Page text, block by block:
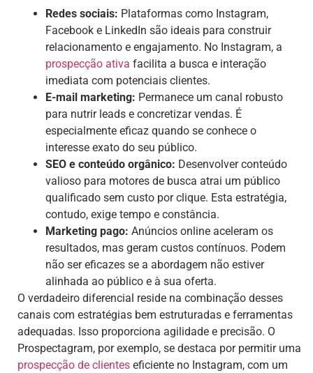
Redes sociais: Plataformas como Instagram,
Facebook e LinkedIn são ideais para construir
relacionamento e engajamento. No Instagram, a
prospecção ativa facilita a busca e interação
imediata com potenciais clientes.
E-mail marketing: Permanece um canal robusto
para nutrir leads e concretizar vendas. É
especialmente eficaz quando se conhece o
interesse exato do seu público.
SEO e conteúdo orgânico: Desenvolver conteúdo
valioso para motores de busca atrai um público
qualificado sem custo por clique. Esta estratégia,
contudo, exige tempo e constância.
Marketing pago: Anúncios online aceleram os
resultados, mas geram custos contínuos. Podem
não ser eficazes se a abordagem não estiver
alinhada ao público e à sua oferta.
O verdadeiro diferencial reside na combinação desses
canais com estratégias bem estruturadas e ferramentas
adequadas. Isso proporciona agilidade e precisão. O
Prospectagram, por exemplo, se destaca por permitir uma
prospecção de clientes eficiente no Instagram, com um